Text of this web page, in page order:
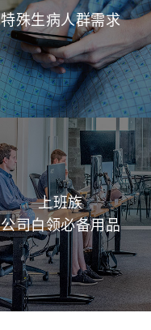
特殊生病人群需求
上班族
公司白领必备用品